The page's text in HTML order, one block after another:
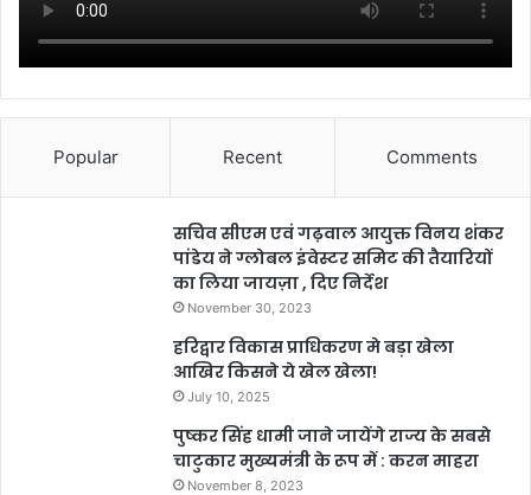
Popular Recent Comments
सचिव सीएम एवं गढ़वाल आयुक्त विनय शंकर
पांडेय ने ग्लोबल इंवेस्टर समिट की तैयारियों
का लिया जायज़ा , दिए निर्देश
November 30, 2023
हरिद्वार विकास प्राधिकरण मे बड़ा खेला
आखिर किसने ये खेल खेला!
July 10, 2025
पुष्कर सिंह धामी जाने जायेंगे राज्य के सबसे
चाटुकार मुख्यमंत्री के रूप में : करन माहरा
November 8, 2023